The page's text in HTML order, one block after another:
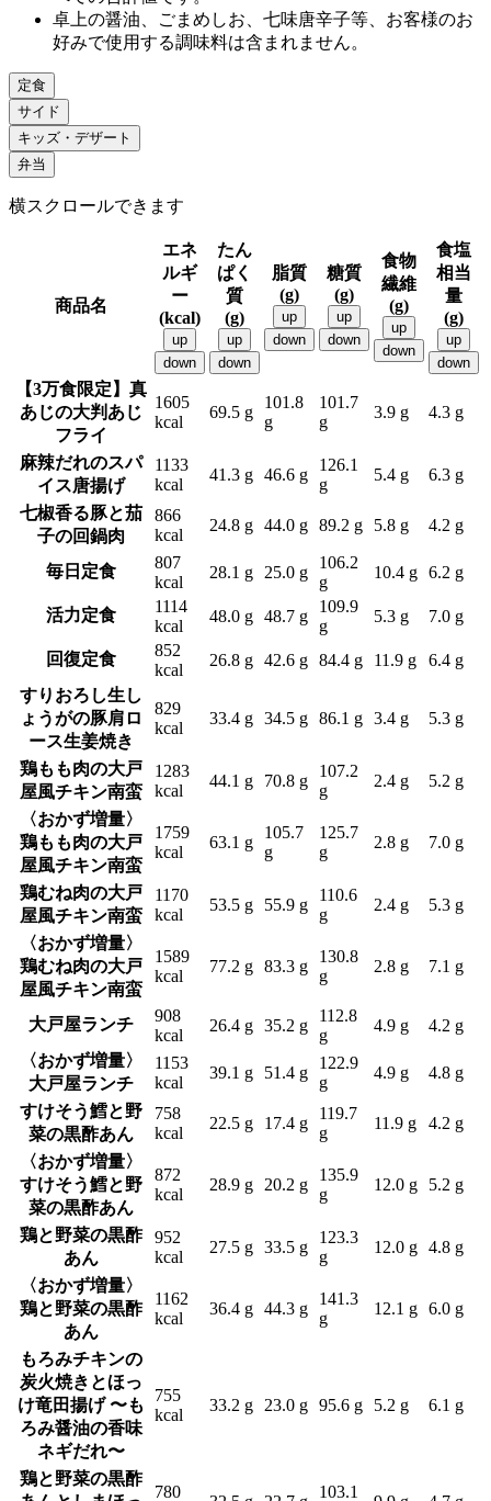
卓上の醤油、ごまめしお、七味唐辛子等、お客様のお
好みで使用する調味料は含まれません。
定食
サイド
キッズ・デザート
弁当
横スクロールできます
商品名
エネ
ルギ
ー
(kcal)
up
down
たん
ぱく
質
(g)
up
down
脂質
(g)
up
down
糖質
(g)
up
down
食物
繊維
(g)
up
down
食塩
相当
量
(g)
up
down
【3万食限定】真
あじの大判あじ
フライ
1605
kcal
69.5 g
101.8
g
101.7
g
3.9 g 4.3 g
麻辣だれのスパ
イス唐揚げ
1133
kcal
41.3 g 46.6 g
126.1
g
5.4 g 6.3 g
七椒香る豚と茄
子の回鍋肉
866
kcal
24.8 g 44.0 g 89.2 g 5.8 g 4.2 g
毎日定食
807
kcal
28.1 g 25.0 g
106.2
g
10.4 g 6.2 g
活力定食
1114
kcal
48.0 g 48.7 g
109.9
g
5.3 g 7.0 g
回復定食
852
kcal
26.8 g 42.6 g 84.4 g 11.9 g
6.4 g
すりおろし生し
ょうがの豚肩ロ
ース生姜焼き
829
kcal
33.4 g 34.5 g 86.1 g 3.4 g 5.3 g
鶏もも肉の大戸
屋風チキン南蛮
1283
kcal
44.1 g 70.8 g
107.2
g
2.4 g 5.2 g
〈おかず増量〉
鶏もも肉の大戸
屋風チキン南蛮
1759
kcal
63.1 g
105.7
g
125.7
g
2.8 g 7.0 g
鶏むね肉の大戸
屋風チキン南蛮
1170
kcal
53.5 g 55.9 g
110.6
g
2.4 g 5.3 g
〈おかず増量〉
鶏むね肉の大戸
屋風チキン南蛮
1589
kcal
77.2 g 83.3 g
130.8
g
2.8 g 7.1 g
大戸屋ランチ
908
kcal
26.4 g 35.2 g
112.8
g
4.9 g
4.2 g
〈おかず増量〉
大戸屋ランチ
1153
kcal
39.1 g 51.4 g
122.9
g
4.9 g 4.8 g
すけそう鱈と野
菜の黒酢あん
758
kcal
22.5 g 17.4 g
119.7
g
11.9 g 4.2 g
〈おかず増量〉
すけそう鱈と野
菜の黒酢あん
872
kcal
28.9 g 20.2 g
135.9
g
12.0 g 5.2 g
鶏と野菜の黒酢
あん
952
kcal
27.5 g 33.5 g
123.3
g
12.0 g 4.8 g
〈おかず増量〉
鶏と野菜の黒酢
あん
1162
kcal
36.4 g 44.3 g
141.3
g
12.1 g 6.0 g
もろみチキンの
炭火焼きとほっ
け竜田揚げ 〜も
ろみ醤油の香味
ネギだれ〜
755
kcal
33.2 g 23.0 g 95.6 g 5.2 g 6.1 g
鶏と野菜の黒酢
780 103.1